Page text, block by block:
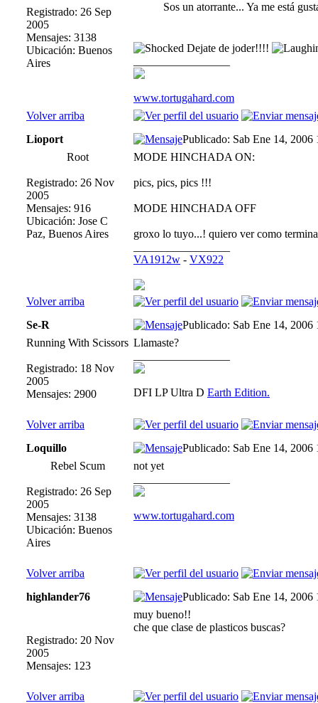
Registrado: 26 Sep
2005
Mensajes: 3138
Ubicación: Buenos
Aires
Sos un atorrante... Ya me está
Dejate de joder!!!!
www.tortugahard.com
Volver arriba
Lioport
Publicado: Sab Ene 14, 2006
Root
Registrado: 26 Nov
2005
Mensajes: 916
Ubicación: Jose C
Paz, Buenos Aires
MODE HINCHADA ON:
pics, pics, pics !!!
MODE HINCHADA OFF
groxo lo tuyo...! quiero ver como
VA1912w - VX922
Volver arriba
Se-R
Publicado: Sab Ene 14, 2006
Running With Scissors
Registrado: 18 Nov
2005
Mensajes: 2900
Llamaste?
DFI LP Ultra D Earth Edition.
Volver arriba
Loquillo
Publicado: Sab Ene 14, 2006
Rebel Scum
Registrado: 26 Sep
2005
Mensajes: 3138
Ubicación: Buenos
Aires
not yet
www.tortugahard.com
Volver arriba
highlander76
Publicado: Sab Ene 14, 2006
Registrado: 20 Nov
2005
Mensajes: 123
muy bueno!!
che que clase de plasticos buscas?
Volver arriba